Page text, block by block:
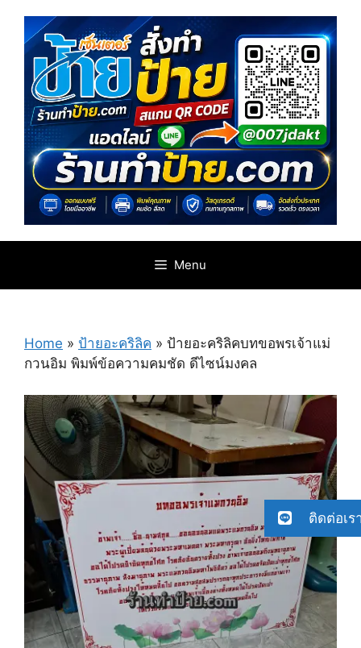
content
Menu
Home » ป้ายอะคริลิค » ป้ายอะคริลิคบทขอพรเจ้าแม่
กวนอิม พิมพ์ข้อความคมชัด ดีไซน์มงคล
ติดต่อเร